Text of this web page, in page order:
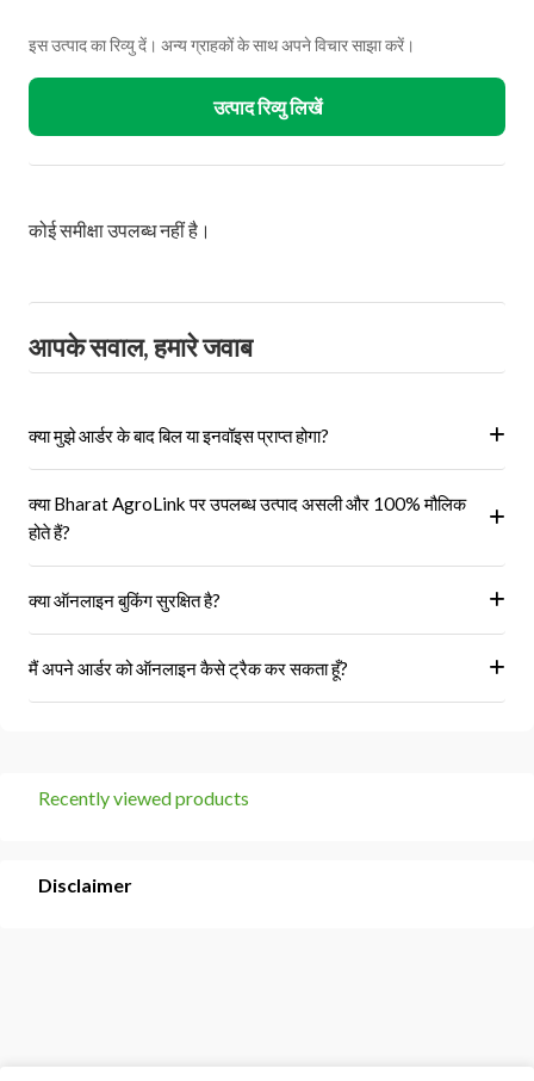
इस उत्पाद का रिव्यु दें। अन्य ग्राहकों के साथ अपने विचार साझा करें।
उत्पाद रिव्यु लिखें
कोई समीक्षा उपलब्ध नहीं है।
आपके सवाल, हमारे जवाब
क्या मुझे आर्डर के बाद बिल या इनवॉइस प्राप्त होगा?
ऑर्डर' अनुभाग में एक इनवॉइस प्राप्त होगा।
क्या Bharat AgroLink पर उपलब्ध उत्पाद असली और 100% मौलिक
होते हैं?
क्या ऑनलाइन बुकिंग सुरक्षित है?
मैं अपने आर्डर को ऑनलाइन कैसे ट्रैक कर सकता हूँ?
Recently viewed products
Disclaimer